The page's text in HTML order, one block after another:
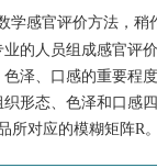
学感官评价方法，稍
的人员组成感官评
泽、口感的重要程
形态、色泽和口感
所对应的模糊矩阵R